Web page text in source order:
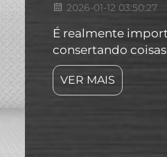
2026-01-12 03:50:27
É realmente
consertando
entusiasta. Como
ferramentas, você
VER MAIS